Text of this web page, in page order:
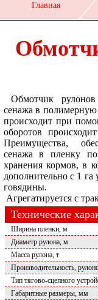
Главная
Обмотчик рулонов
сенажа в
происходит при
оборотов
Преимущества,
сенажа в пленку
хранения кормов, в
дополнительно с 1
говядины.
Агрегатируется с
Технические
Ширина пленки, м
Диаметр рулона, м
Масса рулона, т
Производительность,
Тип тягово-сцепного
Габаритные размеры, мм